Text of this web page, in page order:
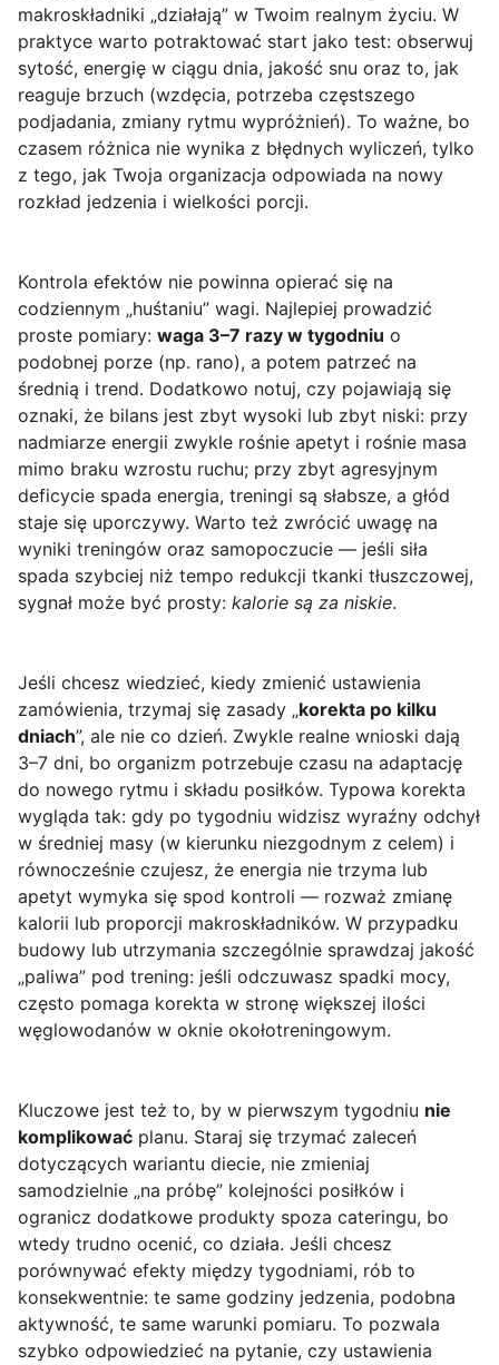
makroskładniki „działają” w Twoim realnym życiu. W
praktyce warto potraktować start jako test: obserwuj
sytość, energię w ciągu dnia, jakość snu oraz to, jak
reaguje brzuch (wzdęcia, potrzeba częstszego
podjadania, zmiany rytmu wypróżnień). To ważne, bo
czasem różnica nie wynika z błędnych wyliczeń, tylko
z tego, jak Twoja organizacja odpowiada na nowy
rozkład jedzenia i wielkości porcji.
Kontrola efektów nie powinna opierać się na
codziennym „huśtaniu” wagi. Najlepiej prowadzić
proste pomiary: waga 3–7 razy w tygodniu o
podobnej porze (np. rano), a potem patrzeć na
średnią i trend. Dodatkowo notuj, czy pojawiają się
oznaki, że bilans jest zbyt wysoki lub zbyt niski: przy
nadmiarze energii zwykle rośnie apetyt i rośnie masa
mimo braku wzrostu ruchu; przy zbyt agresyjnym
deficycie spada energia, treningi są słabsze, a głód
staje się uporczywy. Warto też zwrócić uwagę na
wyniki treningów oraz samopoczucie — jeśli siła
spada szybciej niż tempo redukcji tkanki tłuszczowej,
sygnał może być prosty: kalorie są za niskie.
Jeśli chcesz wiedzieć, kiedy zmienić ustawienia
zamówienia, trzymaj się zasady „korekta po kilku
dniach”, ale nie co dzień. Zwykle realne wnioski dają
3–7 dni, bo organizm potrzebuje czasu na adaptację
do nowego rytmu i składu posiłków. Typowa korekta
wygląda tak: gdy po tygodniu widzisz wyraźny odchył
w średniej masy (w kierunku niezgodnym z celem) i
równocześnie czujesz, że energia nie trzyma lub
apetyt wymyka się spod kontroli — rozważ zmianę
kalorii lub proporcji makroskładników. W przypadku
budowy lub utrzymania szczególnie sprawdzaj jakość
„paliwa” pod trening: jeśli odczuwasz spadki mocy,
często pomaga korekta w stronę większej ilości
węglowodanów w oknie okołotreningowym.
Kluczowe jest też to, by w pierwszym tygodniu nie
komplikować planu. Staraj się trzymać zaleceń
dotyczących wariantu diecie, nie zmieniaj
samodzielnie „na próbę” kolejności posiłków i
ogranicz dodatkowe produkty spoza cateringu, bo
wtedy trudno ocenić, co działa. Jeśli chcesz
porównywać efekty między tygodniami, rób to
konsekwentnie: te same godziny jedzenia, podobna
aktywność, te same warunki pomiaru. To pozwala
szybko odpowiedzieć na pytanie, czy ustawienia